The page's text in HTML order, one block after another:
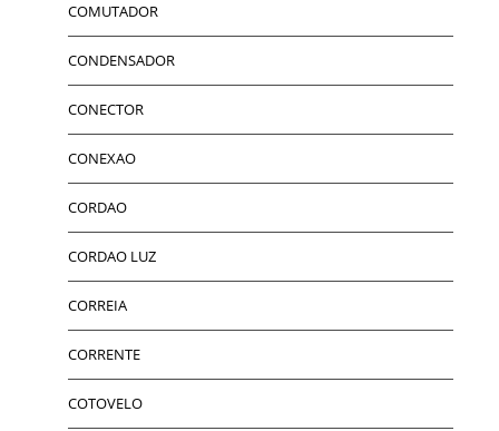
COMUTADOR
CONDENSADOR
CONECTOR
CONEXAO
CORDAO
CORDAO LUZ
CORREIA
CORRENTE
COTOVELO